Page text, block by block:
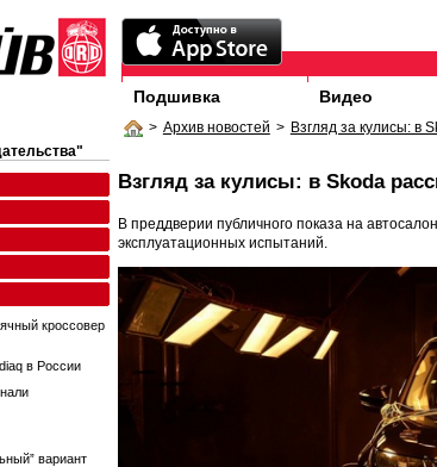
Подшивка Видео
> Архив новостей > Взгляд за кулисы: в
Взгляд за кулисы: в Skoda
В преддверии публичного показа на
эксплуатационных испытаний.
кроссовер
в России
вариант